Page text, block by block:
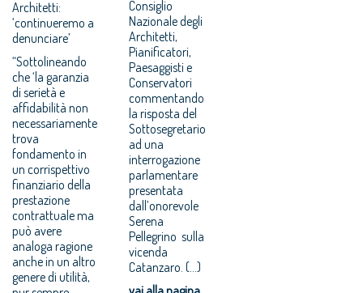
Architetti:
‘continueremo a
denunciare’
“Sottolineando
che ‘la garanzia
di serietà e
affidabilità non
necessariamente
trova
fondamento in
un corrispettivo
finanziario della
prestazione
contrattuale ma
può avere
analoga ragione
anche in un altro
genere di utilità,
Consiglio
Nazionale degli
Architetti,
Pianificatori,
Paesaggisti e
Conservatori
commentando
la risposta del
Sottosegretario
ad una
interrogazione
parlamentare
presentata
dall’onorevole
Serena
Pellegrino sulla
vicenda
Catanzaro. (...)